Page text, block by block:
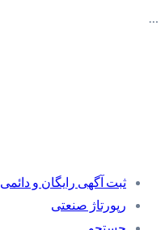
…
ثبت آگهی رایگان و دائمی
رپورتاژ صنعتی